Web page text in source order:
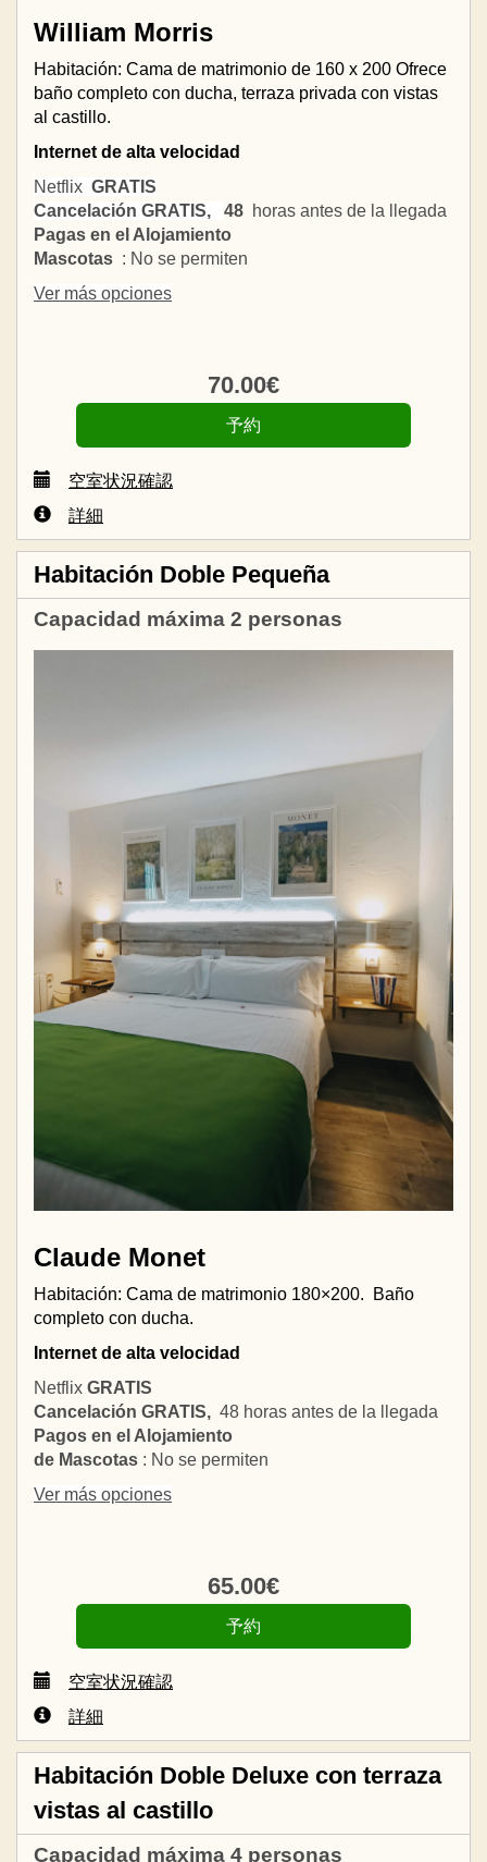
William Morris
Habitación: Cama de matrimonio de 160 x 200 Ofrece
baño completo con ducha, terraza privada con vistas
al castillo.
Internet de alta velocidad
Netflix GRATIS
Cancelación GRATIS, 48 horas antes de la llegada
Pagas en el Alojamiento
Mascotas : No se permiten
Ver más opciones
70.00€
空室状況確認
詳細
Habitación Doble Pequeña
Capacidad máxima 2 personas
Claude Monet
Habitación: Cama de matrimonio 180×200.
Baño
completo con ducha.
Internet de alta velocidad
Netflix GRATIS
Cancelación GRATIS, 48 horas antes de la llegada
Pagos en el Alojamiento
de Mascotas : No se permiten
Ver más opciones
65.00€
空室状況確認
詳細
Habitación Doble Deluxe con terraza
vistas al castillo
Capacidad máxima 4 personas